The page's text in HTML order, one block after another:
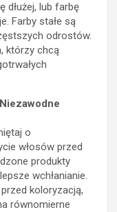
dłużej, lub farbę
Farby stałe są
odrostów.
którzy chcą
o
włosów przed
produkty
wchłanianie.
koloryzacją,
równomierne